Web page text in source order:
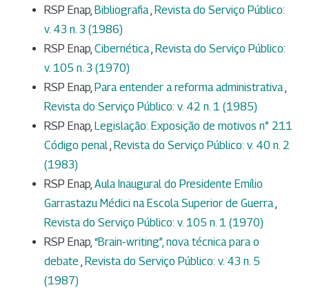
RSP Enap, Bibliografia Revista do Serviço Público:
v. 43 n. 3 (1986)
RSP Enap, Cibernética Revista do Serviço Público:
v. 105 n. 3 (1970)
RSP Enap, Para entender a reforma administrativa
Revista do Serviço Público: v. 42 n. 1 (1985)
RSP Enap, Legislação: Exposição de motivos n° 211
Código penal Revista do Serviço Público: v. 40 n. 2
(1983)
RSP Enap, Aula Inaugural do Presidente Emílio
Garrastazu Médici na Escola Superior de Guerra
Revista do Serviço Público: v. 105 n. 1 (1970)
RSP Enap, “Brain-writing”, nova técnica para o
debate Revista do Serviço Público: v. 43 n. 5
(1987)